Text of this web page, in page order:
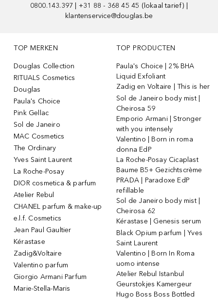
0800.143.397 | +31 88 - 368 45 45 (lokaal tarief) |
klantenservice@douglas.be
TOP MERKEN
Douglas Collection
RITUALS Cosmetics
Douglas
Paula's Choice
Pink Gellac
Sol de Janeiro
MAC Cosmetics
The Ordinary
Yves Saint Laurent
La Roche-Posay
DIOR cosmetica & parfum
Atelier Rebul
CHANEL parfum & make-up
e.l.f. Cosmetics
Jean Paul Gaultier
Kérastase
Zadig&Voltaire
Valentino parfum
Giorgio Armani Parfum
Marie-Stella-Maris
TOP PRODUCTEN
Paula's Choice | 2% BHA
Liquid Exfoliant
Zadig en Voltaire | This is her
Sol de Janeiro body mist |
Cheirosa 59
Emporio Armani | Stronger
with you intensely
Valentino | Born in roma
donna EdP
La Roche-Posay Cicaplast
Baume B5+ Gezichtscrème
PRADA | Paradoxe EdP
refillable
Sol de Janeiro body mist |
Cheirosa 62
Kérastase | Genesis serum
Black Opium parfum | Yves
Saint Laurent
Valentino | Born In Roma
uomo intense
Atelier Rebul Istanbul
Geurstokjes Kamergeur
Hugo Boss Boss Bottled